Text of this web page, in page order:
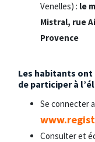
Venelles) : le
Mistral, rue
Provence
Les habitants ont
de participer à
Se connecter
Consulter et